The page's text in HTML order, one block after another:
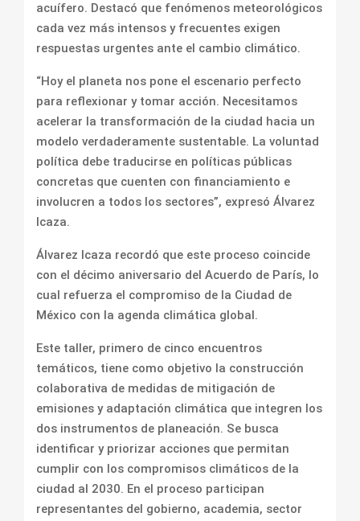
acuífero. Destacó que fenómenos meteorológicos
cada vez más intensos y frecuentes exigen
respuestas urgentes ante el cambio climático.
“Hoy el planeta nos pone el escenario perfecto
para reflexionar y tomar acción. Necesitamos
acelerar la transformación de la ciudad hacia un
modelo verdaderamente sustentable. La voluntad
política debe traducirse en políticas públicas
concretas que cuenten con financiamiento e
involucren a todos los sectores”, expresó Álvarez
Icaza.
Álvarez Icaza recordó que este proceso coincide
con el décimo aniversario del Acuerdo de París, lo
cual refuerza el compromiso de la Ciudad de
México con la agenda climática global.
Este taller, primero de cinco encuentros
temáticos, tiene como objetivo la construcción
colaborativa de medidas de mitigación de
emisiones y adaptación climática que integren los
dos instrumentos de planeación. Se busca
identificar y priorizar acciones que permitan
cumplir con los compromisos climáticos de la
ciudad al 2030. En el proceso participan
representantes del gobierno, academia, sector